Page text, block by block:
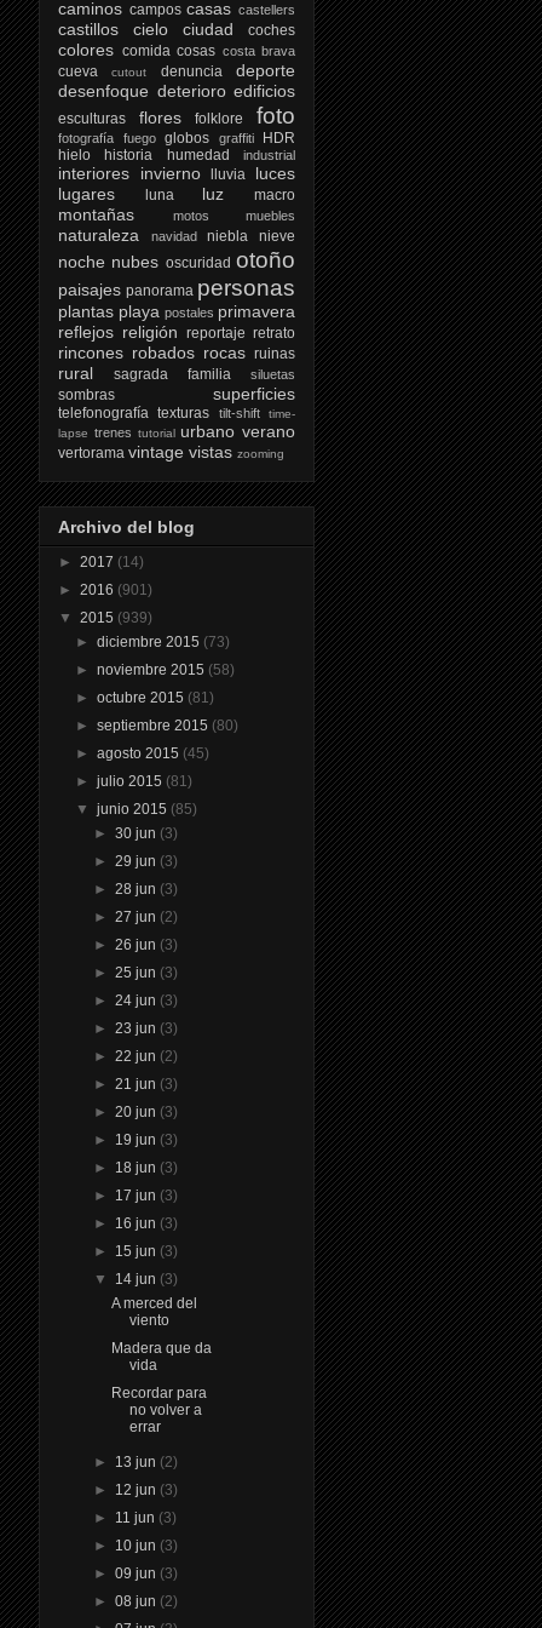
caminos campos casas castellers
castillos cielo ciudad coches
colores comida cosas costa brava
cueva cutout denuncia
deporte
desenfoque deterioro edificios
esculturas flores folklore foto
fotografía fuego globos graffiti
HDR
hielo
historia humedad industrial
interiores invierno lluvia
luces
lugares
luna luz macro
montañas motos muebles
naturaleza navidad niebla nieve
noche nubes oscuridad otoño
paisajes panorama personas
plantas playa postales primavera
reflejos religión reportaje retrato
rincones robados rocas ruinas
rural sagrada familia siluetas
sombras superficies
telefonografía texturas tilt-shift
time-
lapse trenes tutorial urbano verano
vertorama vintage vistas zooming
Archivo del blog
► 2017 (14)
► 2016 (901)
▼ 2015 (939)
►diciembre 2015 (73)
►noviembre 2015 (58)
►octubre 2015 (81)
►septiembre 2015 (80)
►agosto 2015 (45)
►julio 2015 (81)
▼junio 2015 (85)
► 30 jun (3)
► 29 jun (3)
► 28 jun (3)
► 27 jun (2)
► 26 jun (3)
► 25 jun (3)
► 24 jun (3)
► 23 jun (3)
► 22 jun (2)
► 21 jun (3)
► 20 jun (3)
► 19 jun (3)
► 18 jun (3)
► 17 jun (3)
► 16 jun (3)
► 15 jun (3)
▼ 14 jun (3)
A merced del
viento
Madera que da
vida
Recordar para
no volver a
errar
► 13 jun (2)
► 12 jun (3)
► 11 jun (3)
► 10 jun (3)
► 09 jun (3)
► 08 jun (2)